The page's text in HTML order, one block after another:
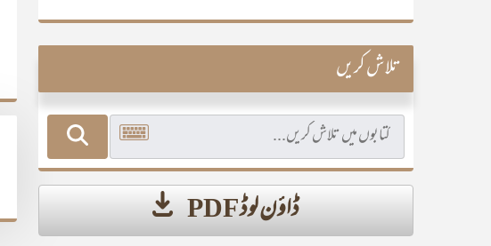
تلاش کریں
ڈاؤن لوڈ PDF